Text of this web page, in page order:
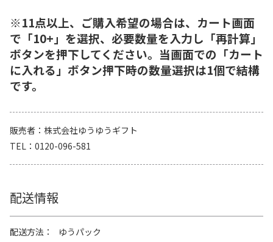
※11点以上、ご購入希望の場合は、カート画面
で「10+」を選択、必要数量を入力し「再計算」
ボタンを押下してください。当画面での「カート
に入れる」ボタン押下時の数量選択は1個で結構
です。
販売者
株式会社ゆうゆうギフト
TEL
0120-096-581
配送情報
配送方法
ゆうパック